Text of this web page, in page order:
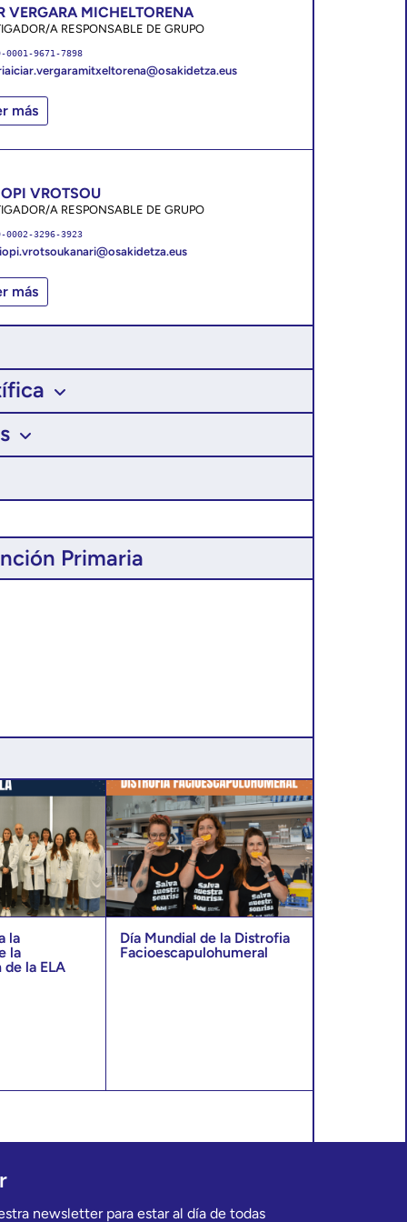
VERGARA MICHELTORENA
A RESPONSABLE DE GRUPO
0001-9671-7898
más
VROTSOU
A RESPONSABLE DE GRUPO
0002-3296-3923
más
Primaria
la
la
la ELA
Día Mundial de la Distrofia
Facioescapulohumeral
newsletter para estar al día de todas